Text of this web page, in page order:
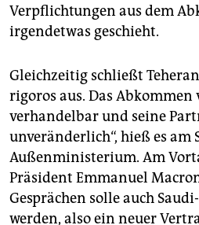
Verpflichtungen aus dem
irgendetwas geschieht.
Gleichzeitig schließt
rigoros aus. Das Abkommen
verhandelbar und seine
unveränderlich“, hieß es am
Außenministerium. Am
Präsident Emmanuel
Gesprächen solle auch
werden, also ein neuer